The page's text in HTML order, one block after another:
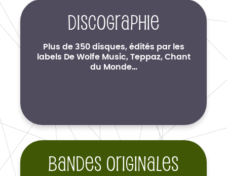
Discographie
Plus de 350 disques, édités par les
labels De Wolfe Music, Teppaz, Chant
du Monde…
Bandes originales